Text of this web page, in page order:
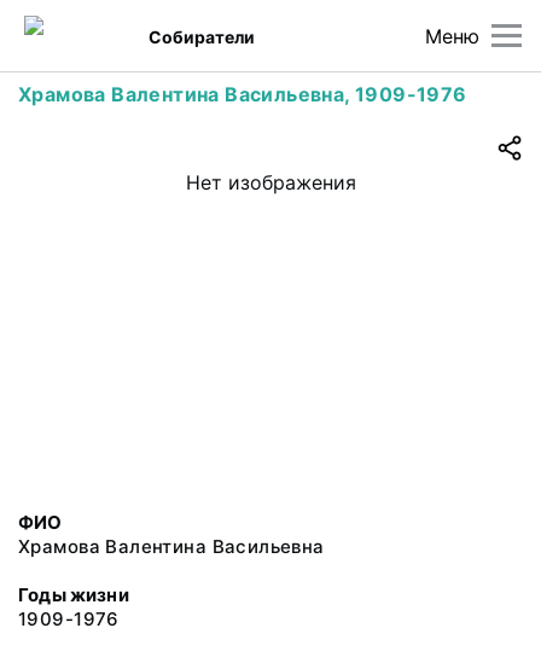
Меню
Собиратели
Храмова Валентина Васильевна, 1909-1976
Нет изображения
ФИО
Храмова Валентина Васильевна
Годы жизни
1909-1976